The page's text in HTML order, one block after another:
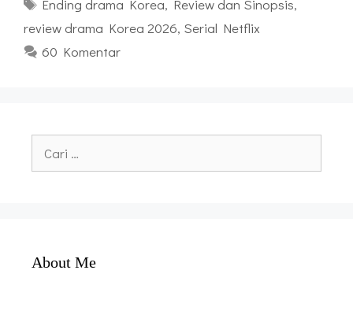
Ending drama Korea, Review dan Sinopsis,
review drama Korea 2026, Serial Netflix
60 Komentar
untuk:
About Me